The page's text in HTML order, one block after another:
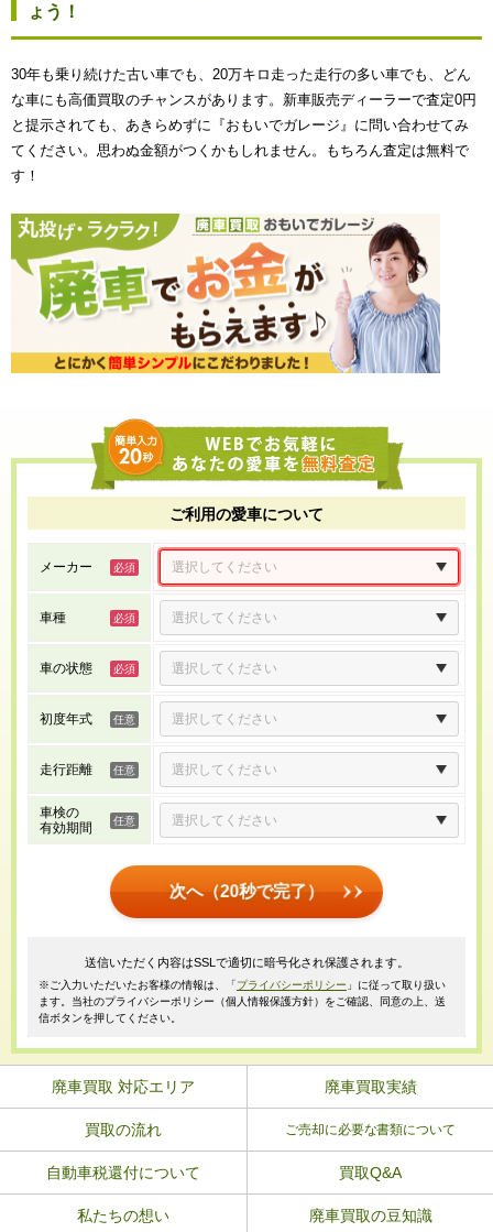
ょう！
30年も乗り続けた古い車でも、20万キロ走った走行の多い車でも、どん
な車にも高価買取のチャンスがあります。新車販売ディーラーで査定0円
と提示されても、あきらめずに『おもいでガレージ』に問い合わせてみ
てください。思わぬ金額がつくかもしれません。もちろん査定は無料で
す！
ご利用の愛車について
メーカー
車種
車の状態
初度年式
走行距離
車検の
有効期間
次へ（20秒で完了）
送信いただく内容はSSLで適切に暗号化され保護されます。
※ご入力いただいたお客様の情報は、「プライバシーポリシー 」に従って取り扱い
ます。当社のプライバシーポリシー（個人情報保護方針）をご確認、同意の上、送
信ボタンを押してください。
廃車買取 対応エリア 廃車買取実績
買取の流れ ご売却に必要な書類について
自動車税還付について 買取Q&A
私たちの想い 廃車買取の豆知識